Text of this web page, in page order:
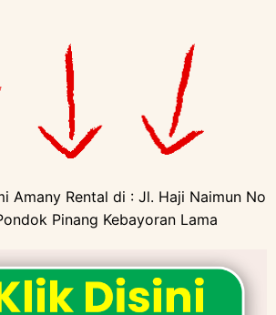
Amany Rental di : Jl. Haji Naimun No
Pinang Kebayoran Lama